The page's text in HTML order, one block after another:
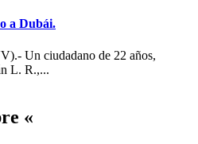
a Dubái.
Un ciudadano de 22 años,
L. R.,...
«